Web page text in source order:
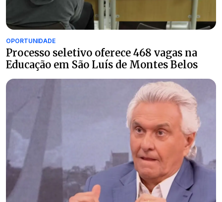
OPORTUNIDADE
Processo seletivo oferece 468 vagas na
Educação em São Luís de Montes Belos